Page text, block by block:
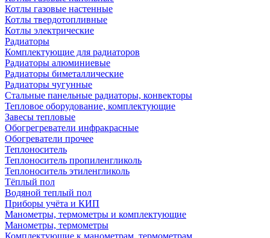
Котлы газовые настенные
Котлы твердотопливные
Котлы электрические
Радиаторы
Комплектующие для радиаторов
Радиаторы алюминиевые
Радиаторы биметаллические
Радиаторы чугунные
Стальные панельные радиаторы, конвекторы
Тепловое оборудование, комплектующие
Завесы тепловые
Обогрегреватели инфракрасные
Обогреватели прочее
Теплоноситель
Теплоноситель пропиленгликоль
Теплоноситель этиленгликоль
Тёплый пол
Водяной теплый пол
Приборы учёта и КИП
Манометры, термометры и комплектующие
Манометры, термометры
Комплектующие к манометрам, термометрам